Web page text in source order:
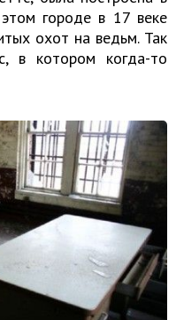
городе в 17 веке
охот на ведьм. Так
в котором когда-то